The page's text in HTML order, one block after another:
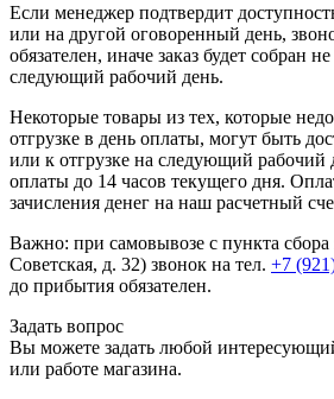
Если менеджер подтвердит
или на другой оговоренный день,
обязателен, иначе заказ будет собран
следующий рабочий день.
Некоторые товары из тех, которые
отгрузке в день оплаты, могут быть
или к отгрузке на следующий рабочий
оплаты до 14 часов текущего дня.
зачисления денег на наш расчетный
Важно: при самовывозе с пункта сборa
Советская, д. 32) звонок на тел. +7
до прибытия обязателен.
Задать вопрос
Вы можете задать любой
или работе магазина.